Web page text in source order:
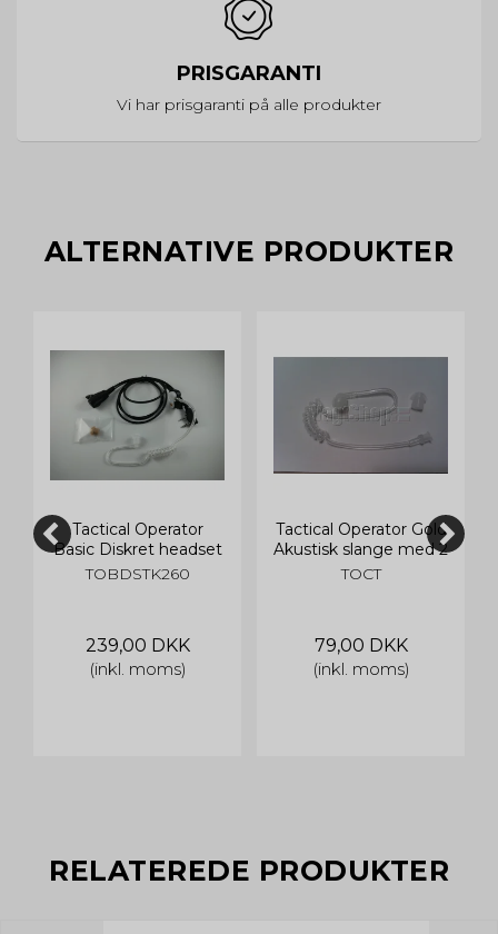
PRISGARANTI
Vi har prisgaranti på alle produkter
ALTERNATIVE PRODUKTER
Tactical Operator
Basic Diskret headset
til Kenwood - med lille
TOBDSTK260
239,00 DKK
(inkl. moms)
Tactical Operator Gold
Akustisk slange med 2
ørepropper
TOCT
79,00 DKK
(inkl. moms)
RELATEREDE PRODUKTER